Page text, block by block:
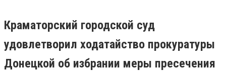
Краматорский городской суд
удовлетворил ходатайство прокуратуры
Донецкой об избрании меры пресечения